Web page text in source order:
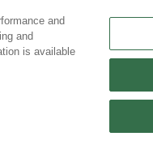
規約
and
and
is available